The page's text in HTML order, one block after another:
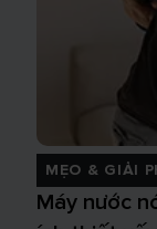
MẸO & GIẢI
Máy nước